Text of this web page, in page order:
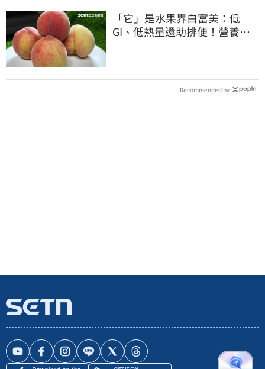
「它」是水果界白富美：低
GI、低熱量還助排便！營養師
Recommended by